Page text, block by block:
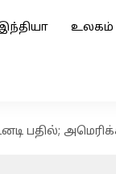
உலகம்
பதில்;